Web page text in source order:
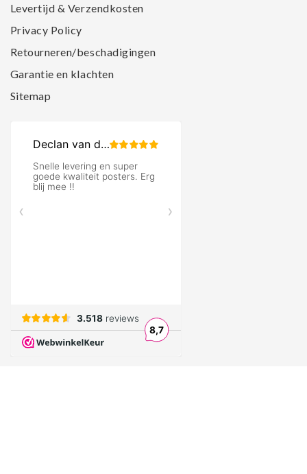
Levertijd & Verzendkosten
Privacy Policy
Retourneren/beschadigingen
Garantie en klachten
Sitemap